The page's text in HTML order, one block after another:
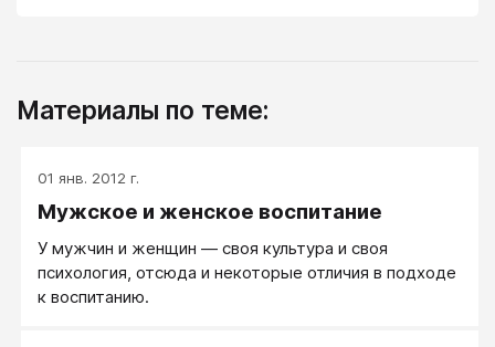
Материалы по теме:
01 янв. 2012 г.
Мужское и женское воспитание
У мужчин и женщин — своя культура и своя
психология, отсюда и некоторые отличия в подходе
к воспитанию.